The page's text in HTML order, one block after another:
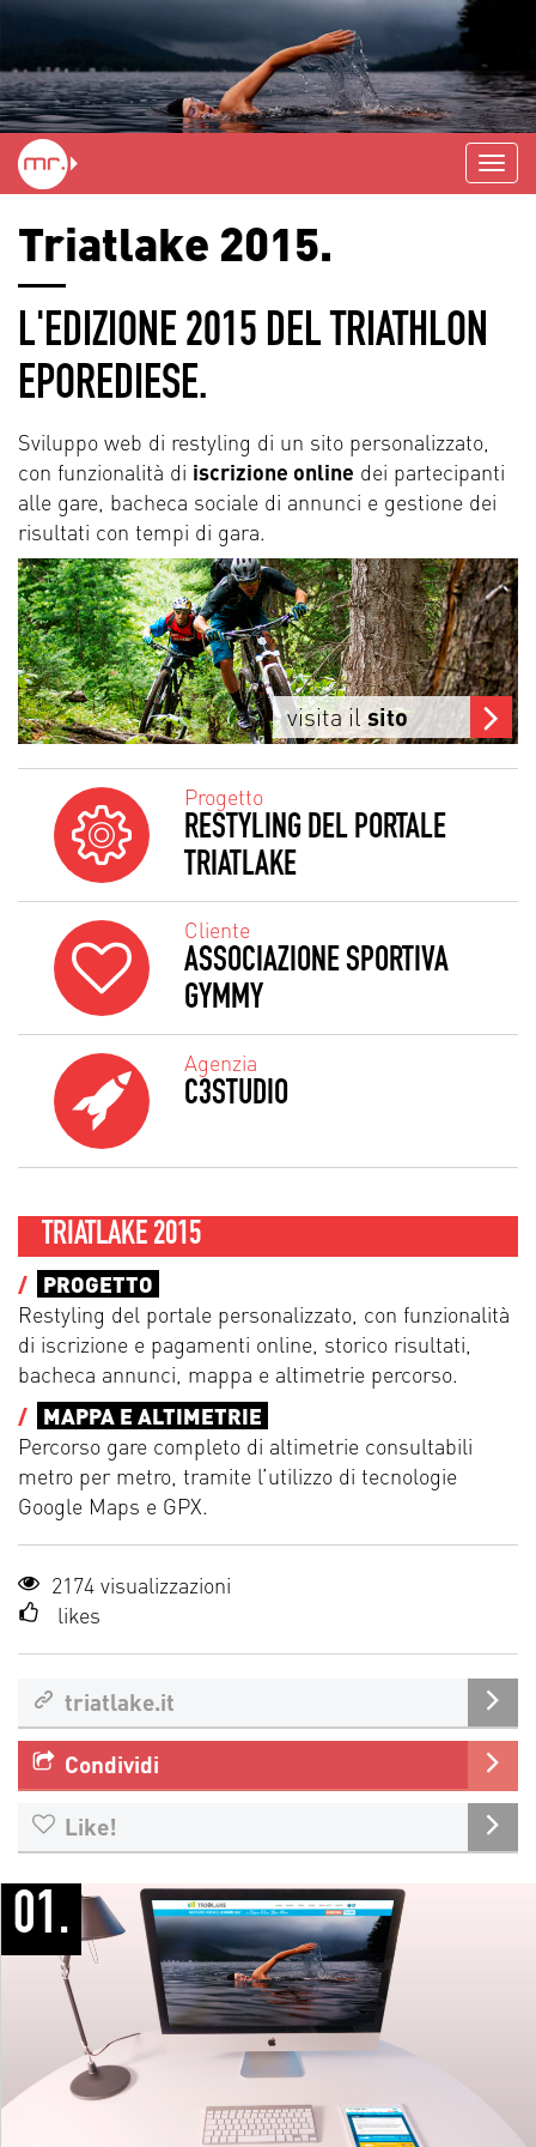
Triatlake 2015.
L'EDIZIONE 2015 DEL TRIATHLON
EPOREDIESE.
Sviluppo web di restyling di un sito personalizzato,
con funzionalità di iscrizione online dei partecipanti
alle gare, bacheca sociale di annunci e gestione dei
risultati con tempi di gara.
visita ilsito
Progetto
RESTYLING DEL PORTALE
TRIATLAKE
Cliente
ASSOCIAZIONE SPORTIVA
GYMMY
Agenzia
C3STUDIO
TRIATLAKE 2015
/
PROGETTO
Restyling del portale personalizzato, con funzionalità
di iscrizione e pagamenti online, storico risultati,
bacheca annunci, mappa e altimetrie percorso.
/
MAPPA E ALTIMETRIE
Percorso gare completo di altimetrie consultabili
metro per metro, tramite l’utilizzo di tecnologie
Google Maps e GPX.
2174 visualizzazioni
likes
triatlake.it
Condividi
Like!
01.